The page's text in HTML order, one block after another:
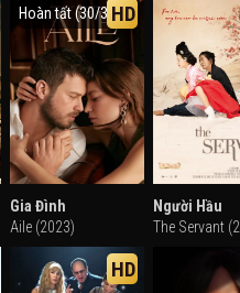
Hoàn tất (30/30)HD
Gia Đình
Aile (2023)
Người Hầu
The Servant
HD